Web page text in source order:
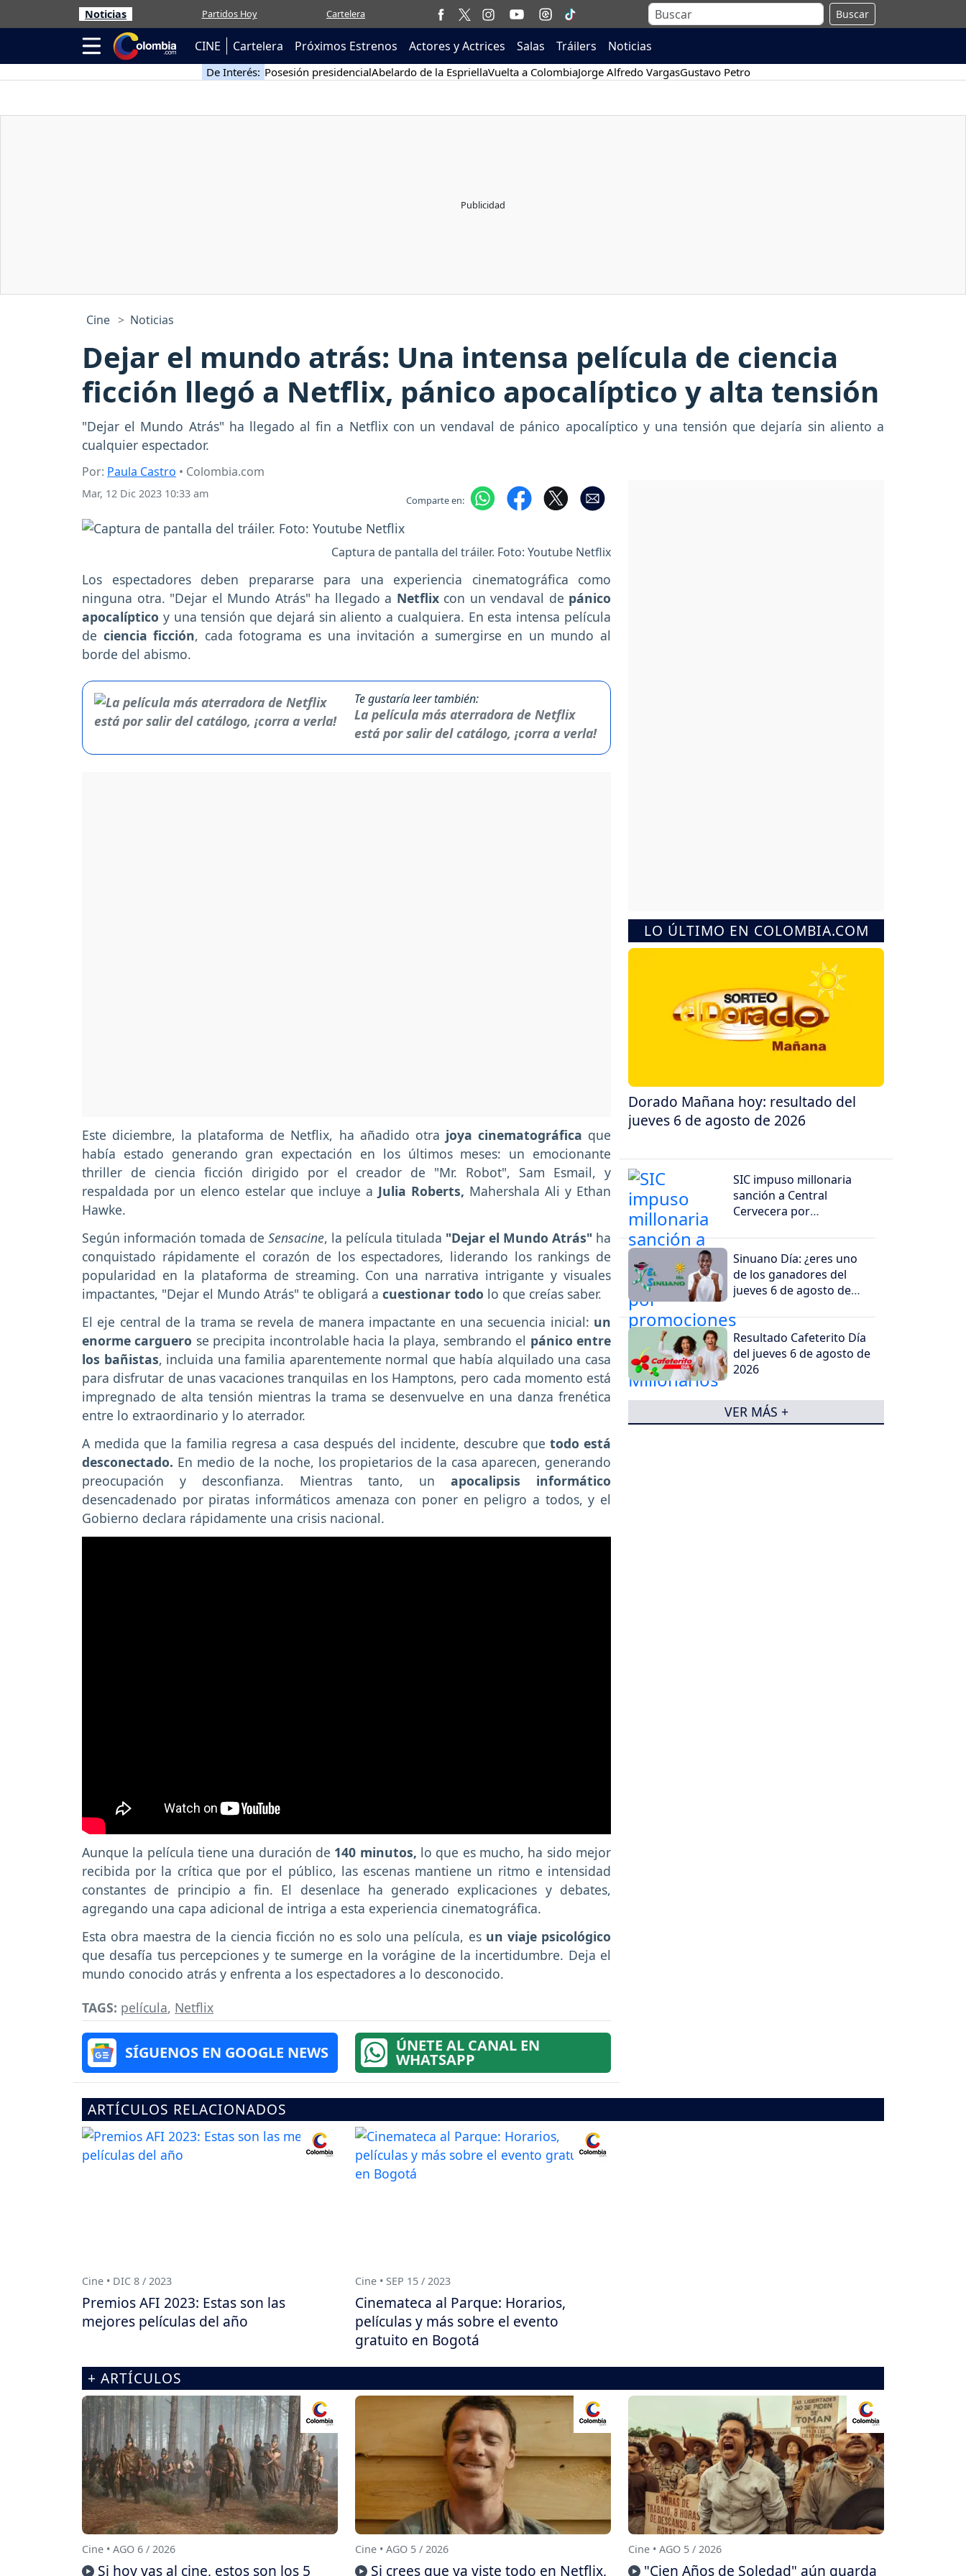
Noticias Partidos Hoy Cartelera Buscar
CINE Cartelera Próximos Estrenos Actores y Actrices Salas Tráilers Noticias
De Interés: Posesión presidencialAbelardo de la EspriellaVuelta a ColombiaJorge Alfredo VargasGustavo Petro
Cine Noticias
Dejar el mundo atrás: Una intensa película de ciencia
ficción llegó a Netflix, pánico apocalíptico y alta tensión
"Dejar el Mundo Atrás" ha llegado al fin a Netflix con un vendaval de pánico apocalíptico y una tensión que dejaría sin aliento a
cualquier espectador.
Por: Paula Castro • Colombia.com
Mar, 12 Dic 2023 10:33 am Comparte en:
Captura de pantalla del tráiler. Foto: Youtube Netflix
Los espectadores deben prepararse para una experiencia cinematográfica como
ninguna otra. "Dejar el Mundo Atrás" ha llegado a Netflixcon un vendaval de pánico
apocalíptico y una tensión que dejará sin aliento a cualquiera. En esta intensa película
de ciencia ficción, cada fotograma es una invitación a sumergirse en un mundo al
borde del abismo.
Te gustaría leer también:
La película más aterradora de Netflix
está por salir del catálogo, ¡corra a verla!
Este diciembre, la plataforma de Netflix, ha añadido otra joya cinematográfica que
había estado generando gran expectación en los últimos meses: un emocionante
thriller de ciencia ficción dirigido por el creador de "Mr. Robot", Sam Esmail, y
respaldada por un elenco estelar que incluye a Julia Roberts, Mahershala Ali y Ethan
Hawke.
Según información tomada de Sensacine, la película titulada "Dejar el Mundo Atrás" ha
conquistado rápidamente el corazón de los espectadores, liderando los rankings de
popularidad en la plataforma de streaming. Con una narrativa intrigante y visuales
impactantes, "Dejar el Mundo Atrás" te obligará a cuestionar todo lo que creías saber.
El eje central de la trama se revela de manera impactante en una secuencia inicial: un
enorme carguero se precipita incontrolable hacia la playa, sembrando el pánico entre
los bañistas, incluida una familia aparentemente normal que había alquilado una casa
para disfrutar de unas vacaciones tranquilas en los Hamptons, pero cada momento está
impregnado de alta tensión mientras la trama se desenvuelve en una danza frenética
entre lo extraordinario y lo aterrador.
A medida que la familia regresa a casa después del incidente, descubre que todo está
desconectado. En medio de la noche, los propietarios de la casa aparecen, generando
preocupación y desconfianza. Mientras tanto, un apocalipsis informático
desencadenado por piratas informáticos amenaza con poner en peligro a todos, y el
Gobierno declara rápidamente una crisis nacional.
Aunque la película tiene una duración de 140 minutos, lo que es mucho, ha sido mejor
recibida por la crítica que por el público, las escenas mantiene un ritmo e intensidad
constantes de principio a fin. El desenlace ha generado explicaciones y debates,
agregando una capa adicional de intriga a esta experiencia cinematográfica.
Esta obra maestra de la ciencia ficción no es solo una película, es un viaje psicológico
que desafía tus percepciones y te sumerge en la vorágine de la incertidumbre. Deja el
mundo conocido atrás y enfrenta a los espectadores a lo desconocido.
TAGS: película, Netflix
SÍGUENOS EN GOOGLE NEWS ÚNETE AL CANAL EN
WHATSAPP
LO ÚLTIMO EN COLOMBIA.COM
Dorado Mañana hoy: resultado del
jueves 6 de agosto de 2026
SIC impuso millonaria
sanción a Central
Cervecera por
hinchas de Millonarios
Sinuano Día: ¿eres uno
de los ganadores del
jueves 6 de agosto de
Resultado Cafeterito Día
del jueves 6 de agosto de
2026
VER MÁS +
ARTÍCULOS RELACIONADOS
Cine • DIC 8 / 2023
Premios AFI 2023: Estas son las
mejores películas del año
Cine • SEP 15 / 2023
Cinemateca al Parque: Horarios,
películas y más sobre el evento
gratuito en Bogotá
+ ARTÍCULOS
Cine • AGO 6 / 2026
Si hoy vas al cine, estos son los 5
Cine • AGO 5 / 2026
Si crees que ya viste todo en Netflix,
Cine • AGO 5 / 2026
"Cien Años de Soledad" aún guarda